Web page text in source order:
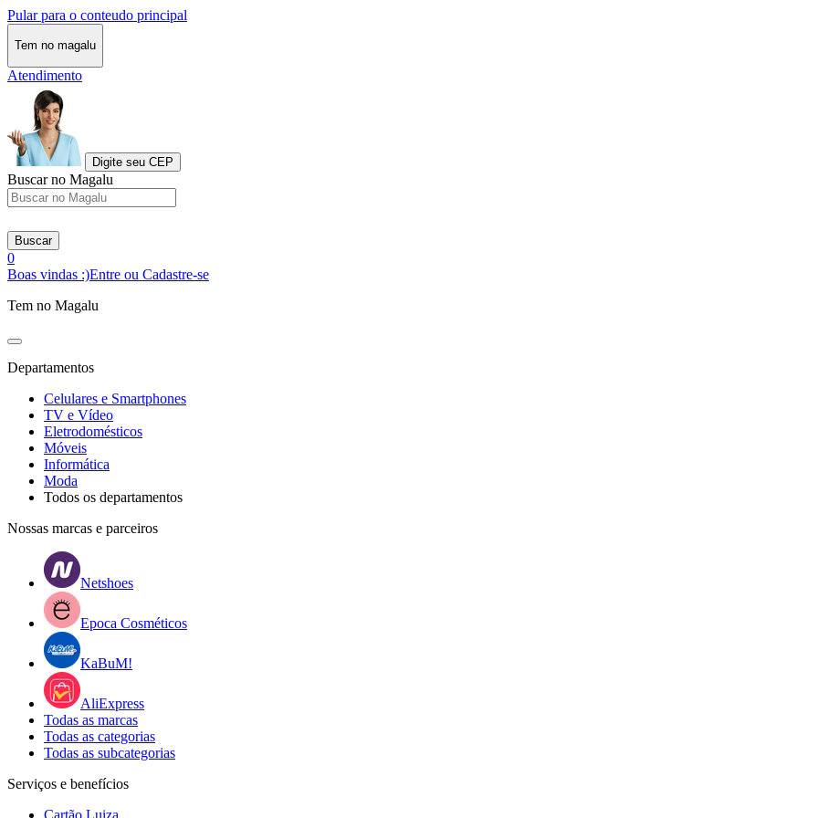
Pular para o conteudo principal
Tem no magalu
Atendimento
Digite seu CEP
Buscar no Magalu
Buscar
0
Boas vindas :)Entre ou Cadastre-se
Tem no Magalu
Departamentos
Celulares e Smartphones
TV e Vídeo
Eletrodomésticos
Móveis
Informática
Moda
Todos os departamentos
Nossas marcas e parceiros
Netshoes
Epoca Cosméticos
KaBuM!
AliExpress
Todas as marcas
Todas as categorias
Todas as subcategorias
Serviços e benefícios
Cartão Luiza